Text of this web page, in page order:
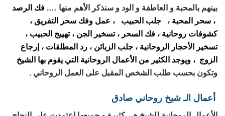
بينهم بالمحبة و العاطفة و الود و سنذكر الأهم منها …. فك الرصد
، سحر المحبة ،
جلب الحبيب
، عمل وفك سحر التفريق ،
كشوفات روحانية ، فك السحر ، تسخير الجن ، تهييج الحبيب ،
تسخير الأحجار الروحانية ، جلب الزبائن ، رد المطلقات ، إرجاع
الزوج ، ويوجد الكثير من الأعمال الروحانية التي يقوم بها الشيخ
وتكون بحسب طلب الشخص المقبل على العمل الروحاني .
أعمال الـ شيخ روحاني صادق